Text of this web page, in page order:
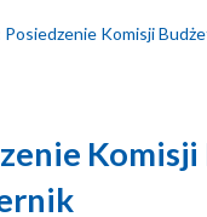
Komisji